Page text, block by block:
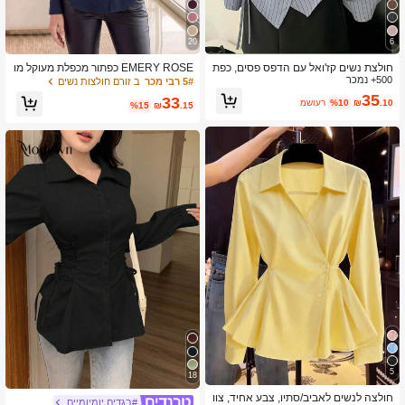
6
חולצת נשים קז'ואל עם הדפס פסים, כפת
ורים מלפנים ומכפלת אסימטרית, אביב/ס
500+ נמכר
₪35.10
%10 משוער
5
חולצה לנשים לאביב/סתיו, צבע אחיד, צוו
20
EMERY ROSE כפתור מכפלת מעוקל מו
צק דרך חולצה, חולצות שרוולים ארוכים
5# רבי מכר ב זורם חולצות נשים
₪33.15
%15
18
#בגדים יומיומיים